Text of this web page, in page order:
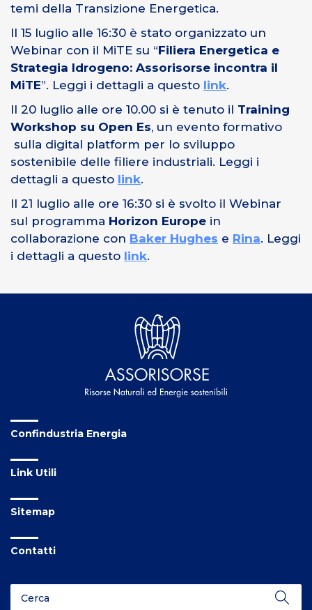
temi della Transizione Energetica.
Il 15 luglio alle 16:30 è stato organizzato un
Webinar con il MiTE su “Filiera Energetica e
Strategia Idrogeno: Assorisorse incontra il
MiTE”. Leggi i dettagli a questo link.
Il 20 luglio alle ore 10.00 si è tenuto il Training
Workshop su Open Es, un evento formativo
sulla digital platform per lo sviluppo
sostenibile delle filiere industriali. Leggi i
dettagli a questo link.
Il 21 luglio alle ore 16:30 si è svolto il Webinar
sul programma Horizon Europe in
collaborazione con Baker Hughes e Rina. Leggi
i dettagli a questo link.
Confindustria Energia
Link Utili
Sitemap
Contatti